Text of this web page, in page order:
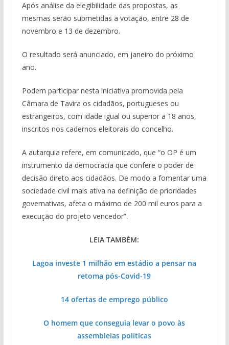
Após análise da elegibilidade das propostas, as
mesmas serão submetidas a votação, entre 28 de
novembro e 13 de dezembro.
O resultado será anunciado, em janeiro do próximo
ano.
Podem participar nesta iniciativa promovida pela
Câmara de Tavira os cidadãos, portugueses ou
estrangeiros, com idade igual ou superior a 18 anos,
inscritos nos cadernos eleitorais do concelho.
A autarquia refere, em comunicado, que “o OP é um
instrumento da democracia que confere o poder de
decisão direto aos cidadãos. De modo a fomentar uma
sociedade civil mais ativa na definição de prioridades
governativas, afeta o máximo de 200 mil euros para a
execução do projeto vencedor”.
LEIA TAMBÉM:
Lagoa investe 1 milhão em estádio a pensar na
retoma pós-Covid-19
14 ofertas de emprego público
O homem que conseguia levar o povo às
assembleias políticas